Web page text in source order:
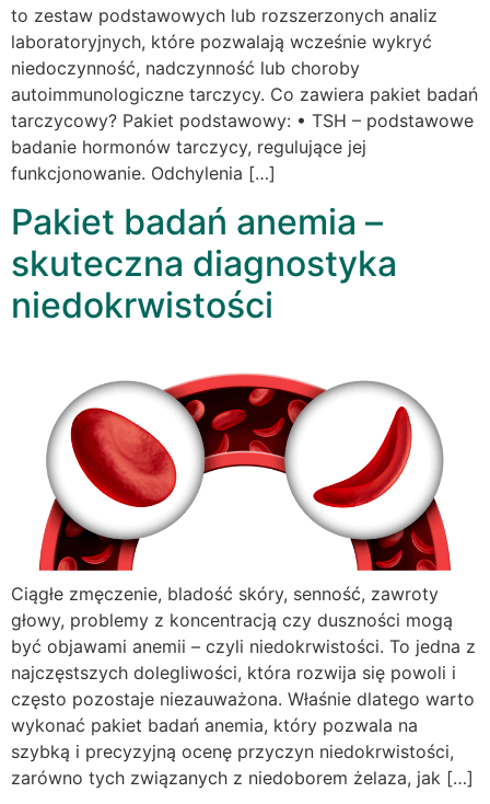
to zestaw podstawowych lub rozszerzonych analiz
laboratoryjnych, które pozwalają wcześnie wykryć
niedoczynność, nadczynność lub choroby
autoimmunologiczne tarczycy. Co zawiera pakiet badań
tarczycowy? Pakiet podstawowy: • TSH – podstawowe
badanie hormonów tarczycy, regulujące jej
funkcjonowanie. Odchylenia […]
Pakiet badań anemia –
skuteczna diagnostyka
niedokrwistości
Ciągłe zmęczenie, bladość skóry, senność, zawroty
głowy, problemy z koncentracją czy duszności mogą
być objawami anemii – czyli niedokrwistości. To jedna z
najczęstszych dolegliwości, która rozwija się powoli i
często pozostaje niezauważona. Właśnie dlatego warto
wykonać pakiet badań anemia, który pozwala na
szybką i precyzyjną ocenę przyczyn niedokrwistości,
zarówno tych związanych z niedoborem żelaza, jak […]